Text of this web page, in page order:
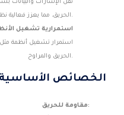
نقل الإشارات
الحريق، مما يعزز فعالية نظام الإنذار.
استمرارية تشغيل
استمرار تشغيل أنظمة
الحريق والمراوح.
الخصائص الأساسية
مقاومة للحريق: